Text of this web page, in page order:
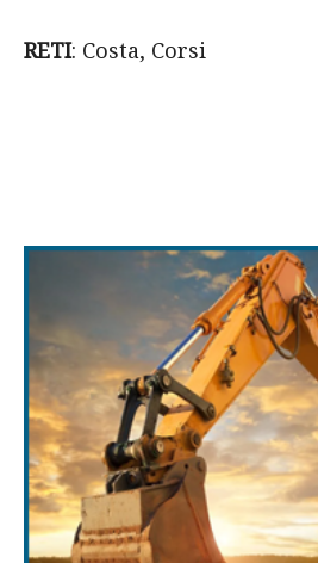
RETI: Costa, Corsi